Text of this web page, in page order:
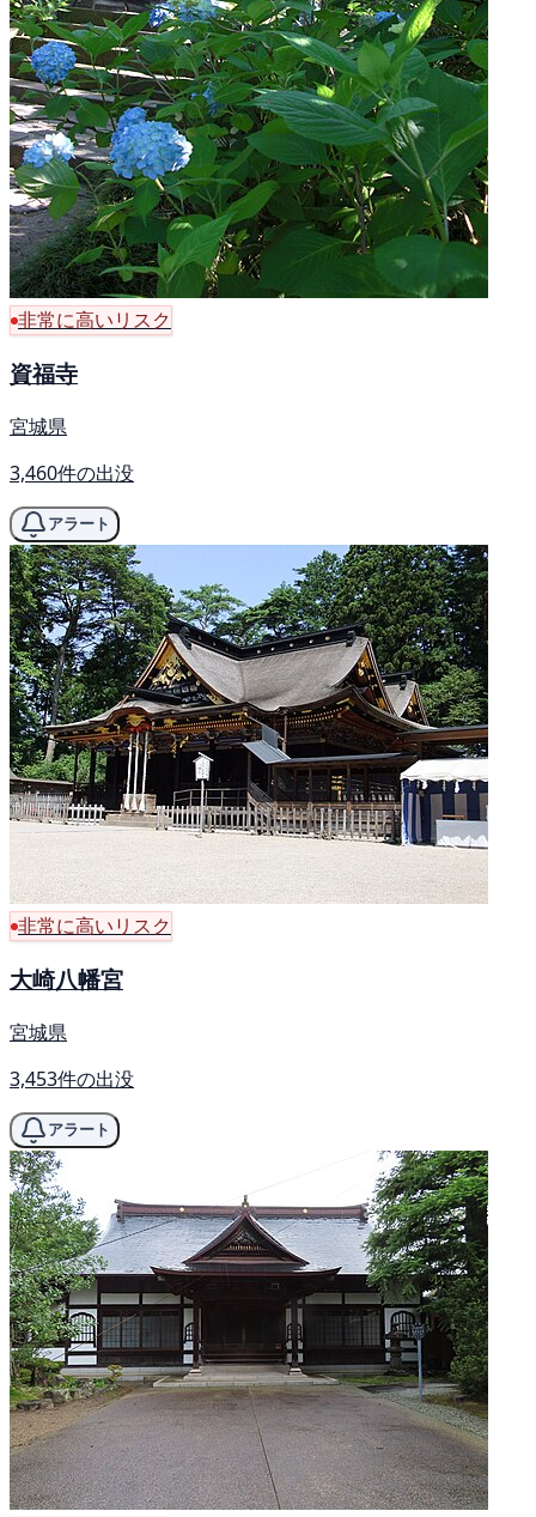
非常に高いリスク
資福寺
宮城県
3,460件の出没
アラート
非常に高いリスク
大崎八幡宮
宮城県
3,453件の出没
アラート